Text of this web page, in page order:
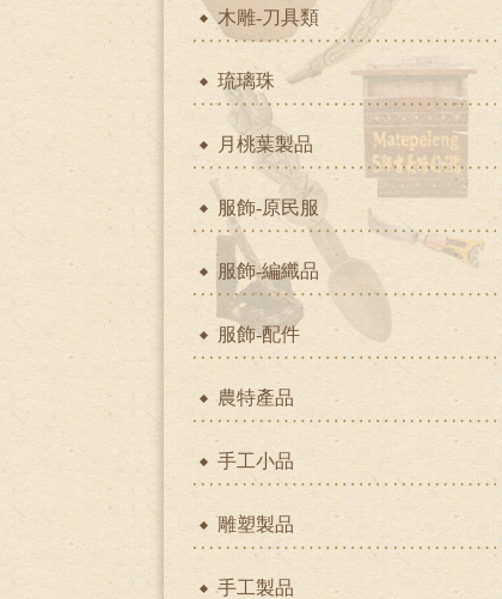
木雕-刀具類
琉璃珠
月桃葉製品
服飾-原民服
服飾-編織品
服飾-配件
農特產品
手工小品
雕塑製品
手工製品